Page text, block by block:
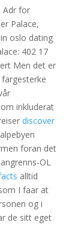
Adr for
Palace,
oslo dating
402 17
Men det er
inkluderat
discover
foran det
OL
alltid
I faar at
og i
de sitt eget